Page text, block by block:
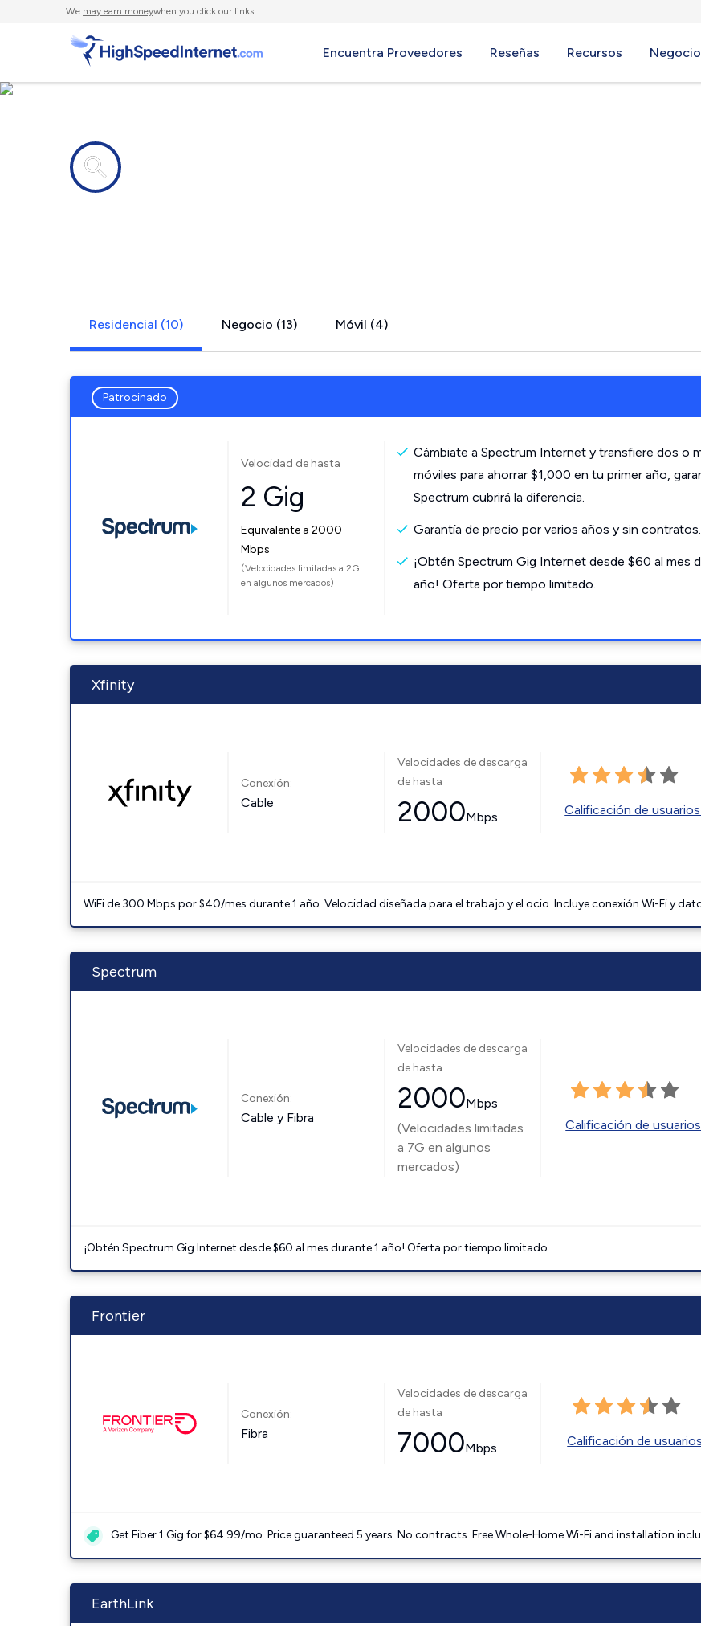
We may earn moneywhen you click our links.
Encuentra Proveedores Reseñas Recursos
Residencial (10) Negocio (13) Móvil (4)
Patrocinado
Velocidad de hasta
2 Gig
Equivalente a 2000
Mbps
(Velocidades limitadas a 2G
en algunos mercados)
Cámbiate a Spectrum Internet y transfiere dos o
móviles para ahorrar $1,000 en tu primer año,
Spectrum cubrirá la diferencia.
Garantía de precio por varios años y sin contratos.
¡Obtén Spectrum Gig Internet desde $60 al mes
año! Oferta por tiempo limitado.
Xfinity
Conexión:
Cable
Velocidades de descarga
de hasta
2000Mbps Calificación de
WiFi de 300 Mbps por $40/mes durante 1 año. Velocidad diseñada para el trabajo y el ocio. Incluye conexión Wi-Fi y
Spectrum
Conexión:
Cable y Fibra
Velocidades de descarga
de hasta
2000Mbps
(Velocidades limitadas
a 7G en algunos
mercados)
Calificación de
¡Obtén Spectrum Gig Internet desde $60 al mes durante 1 año! Oferta por tiempo limitado.
Frontier
Conexión:
Fibra
Velocidades de descarga
de hasta
7000Mbps Calificación de
Get Fiber 1 Gig for $64.99/mo. Price guaranteed 5 years. No contracts. Free Whole-Home Wi-Fi and installation
EarthLink